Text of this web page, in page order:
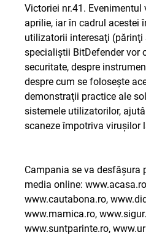
Victoriei nr.41. Evenimentul
aprilie, iar în cadrul acestei
utilizatorii interesaţi (părinţi
specialiştii BitDefender vor
securitate, despre
despre cum se foloseşte
demonstraţii practice ale
sistemele utilizatorilor,
scaneze împotriva viruşilor
Campania se va desfăşura
media online: www.acasa.ro
www.cautabona.ro,
www.mamica.ro,
www.suntparinte.ro,